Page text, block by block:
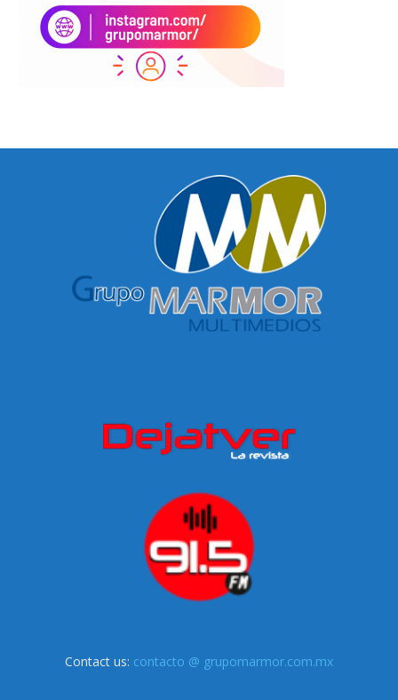
Contact us: contacto @ grupomarmor.com.mx